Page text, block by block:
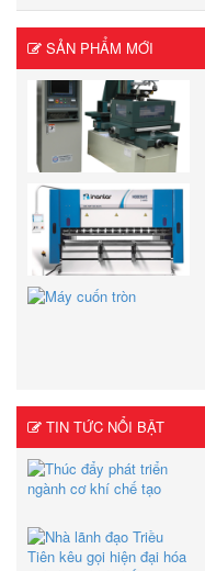
SẢN PHẨM MỚI
TIN TỨC NỔI BẬT